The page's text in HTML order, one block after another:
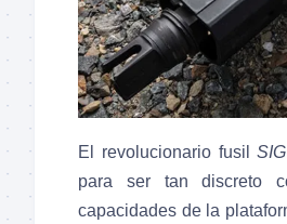
El revolucionario fusil
para ser tan discreto
capacidades de la